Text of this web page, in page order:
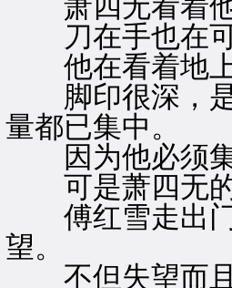
萧四无看着他
刀在手也在可
他在看着地上
脚印很深，是
量都已集中。
因为他必须集
可是萧四无的
傅红雪走出门
望。
不但失望而且